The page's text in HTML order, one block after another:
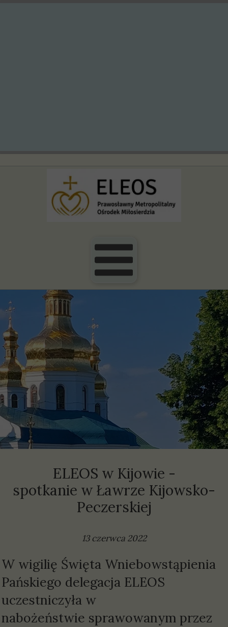
ELEOS w Kijowie -
spotkanie w Ławrze Kijowsko-
Peczerskiej
13 czerwca 2022
W wigilię Święta Wniebowstąpienia
Pańskiego delegacja ELEOS
uczestniczyła w
nabożeństwie sprawowanym przez